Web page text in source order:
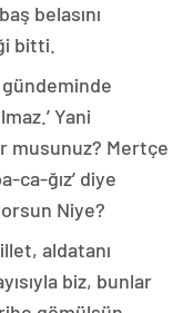
belasını
bitti.
gündeminde
Yani
musunuz? Mertçe
ca-ğız’ diye
Niye?
aldatanı
biz, bunlar